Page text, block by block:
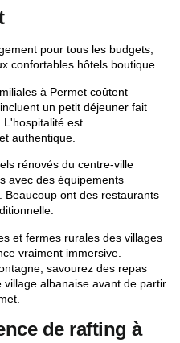
pour tous les budgets,
confortables hôtels boutique.
à Permet coûtent
un petit déjeuner fait
L'hospitalité est
authentique.
rénovés du centre-ville
avec des équipements
ont des restaurants
et fermes rurales des villages
vraiment immersive.
savourez des repas
albanaise avant de partir
de rafting à